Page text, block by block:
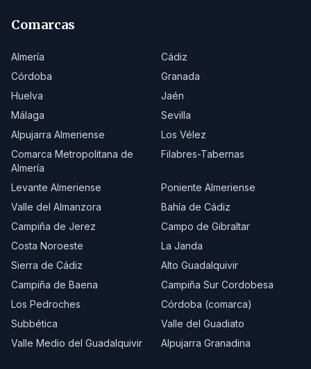
Comarcas
Almería
Cádiz
Córdoba
Granada
Huelva
Jaén
Málaga
Sevilla
Alpujarra Almeriense
Los Vélez
Comarca Metropolitana de
Almería
Filabres-Tabernas
Levante Almeriense
Poniente Almeriense
Valle del Almanzora
Bahía de Cádiz
Campiña de Jerez
Campo de Gibraltar
Costa Noroeste
La Janda
Sierra de Cádiz
Alto Guadalquivir
Campiña de Baena
Campiña Sur Cordobesa
Los Pedroches
Córdoba (comarca)
Subbética
Valle del Guadiato
Valle Medio del Guadalquivir
Alpujarra Granadina